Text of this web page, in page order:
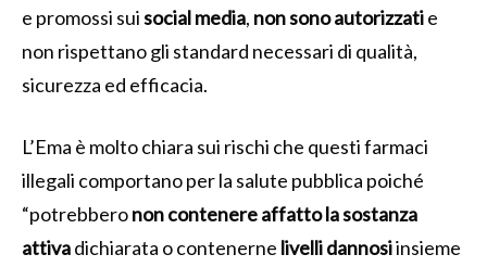
e promossi suisocial media, non sono autorizzatie
non rispettano gli standard necessari di qualità,
sicurezza ed efficacia.
L’Ema è molto chiara sui rischi che questi farmaci
illegali comportano per la salute pubblica poiché
“potrebberonon contenere affatto la sostanza
attivadichiarata o contenerne livelli dannosiinsieme